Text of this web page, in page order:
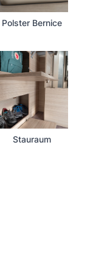
Polster Bernice
Stauraum